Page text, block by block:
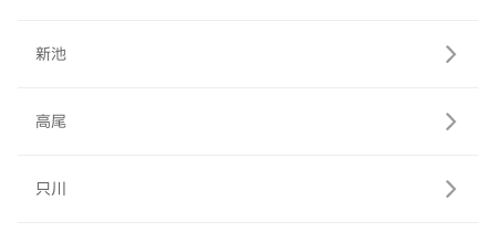
新池
高尾
只川